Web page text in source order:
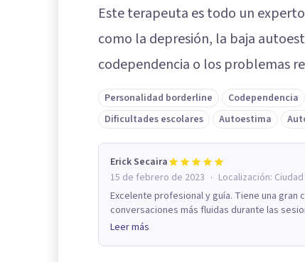
Este terapeuta es todo un
como la depresión, la baja
codependencia o los problemas
Personalidad borderline Codependencia
Dificultades escolares
Autoestima
Erick Secaira
15 de febrero de 2023 · Localización:
Excelente profesional y guía. Tiene una
conversaciones más fluidas durante las
Leer más